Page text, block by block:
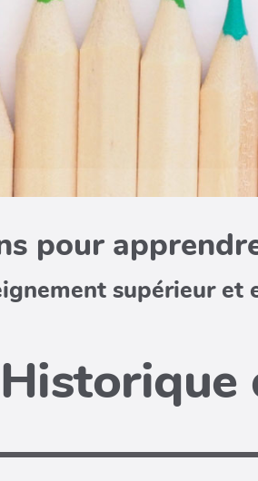
pour
supérieur et
Historique